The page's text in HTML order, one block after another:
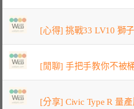
[心得] 挑戰33 LV10 獅
[閒聊] 手把手教你不被
[分享] Civic Type R 量